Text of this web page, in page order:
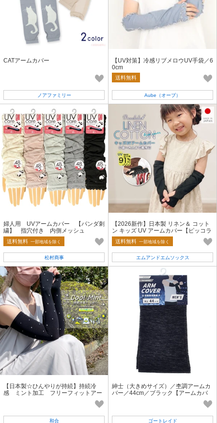
CATアームカバー
ノアファミリー
【UV対策】冷感リブメロウUV手袋／6
0cm
送料無料
Aube（オーブ）
婦人用 UVアームカバー 【パンダ刺
繍】 指穴付き 内側メッシュ
送料無料 一部地域を除く
松村商事
【2026新作】日本製 リネン＆ コット
ン キッズ UV アームカバー【ピッコラ
ラ】
送料無料 一部地域を除く
エムアンドエムソックス
【日本製☆ひんやりが持続】持続冷
感 ミント加工 フリーフィットアー
和合
紳士（大きめサイズ）／杢調アームカ
バー／44cm／ブラック【アームカバ
ゴートレイド